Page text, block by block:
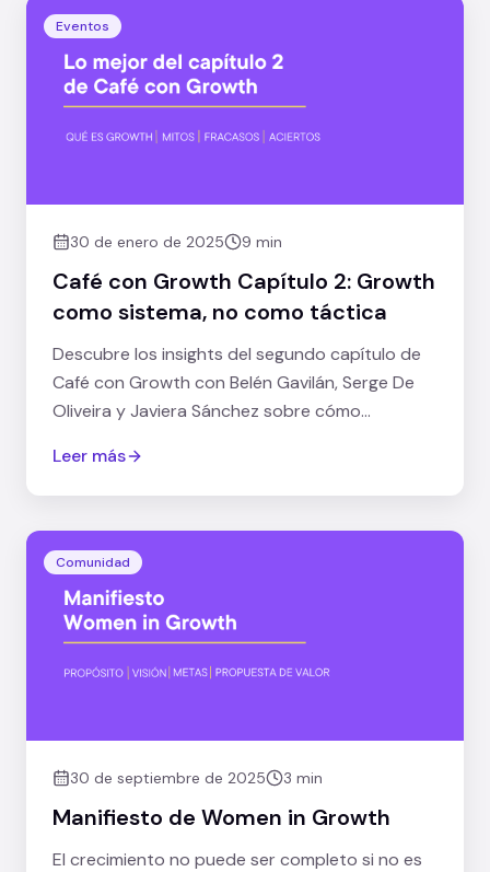
Eventos
30 de enero de 2025 9 min
Café con Growth Capítulo 2: Growth
como sistema, no como táctica
Descubre los insights del segundo capítulo de
Café con Growth con Belén Gavilán, Serge De
Oliveira y Javiera Sánchez sobre cómo
organizacional.
Leer más
Comunidad
30 de septiembre de 2025 3 min
Manifiesto de Women in Growth
El crecimiento no puede ser completo si no es